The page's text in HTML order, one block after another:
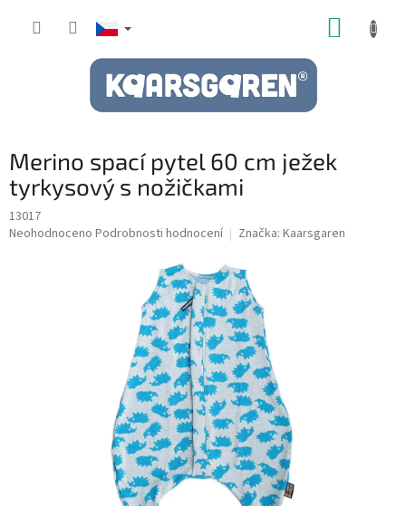
Merino spací pytel 60 cm ježek
tyrkysový s nožičkami
13017
Průměrné
Neohodnoceno Podrobnosti hodnocení Značka: Kaarsgaren